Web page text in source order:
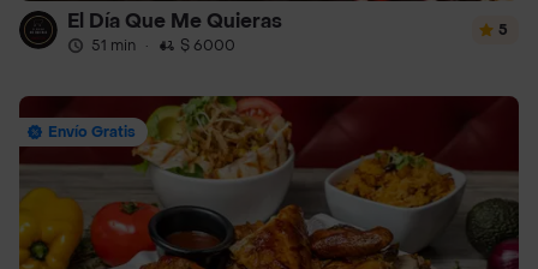
El Día Que Me Quieras
51 min · $ 6000
5
Envío Gratis